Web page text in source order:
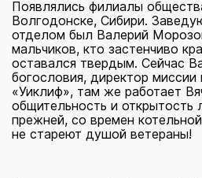
Появлялись филиалы
Волгодонске, Сибири.
отделом был Валерий
мальчиков, кто застенчиво
оставался твердым. Сейчас
богословия, директор
«Уиклиф», там же работает
общительность и открытость
прежней, со времен
не стареют душой ветераны!